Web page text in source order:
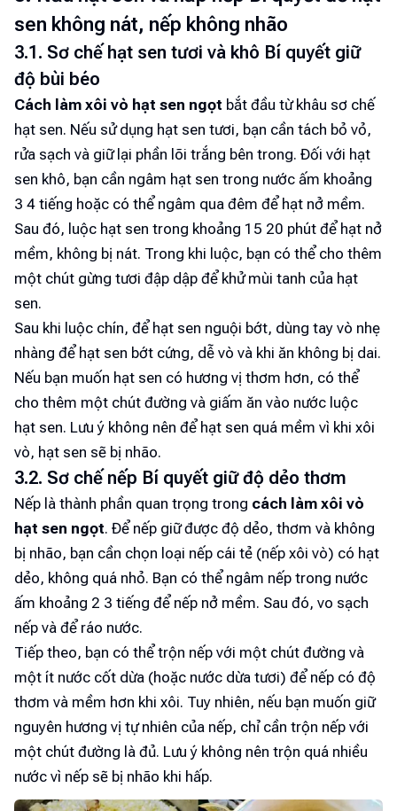
sen không nát, nếp không nhão
3.1. Sơ chế hạt sen tươi và khô Bí quyết giữ
độ bùi béo
Cách làm xôi vò hạt sen ngọt bắt đầu từ khâu sơ chế
hạt sen. Nếu sử dụng hạt sen tươi, bạn cần tách bỏ vỏ,
rửa sạch và giữ lại phần lõi trắng bên trong. Đối với hạt
sen khô, bạn cần ngâm hạt sen trong nước ấm khoảng
3 4 tiếng hoặc có thể ngâm qua đêm để hạt nở mềm.
Sau đó, luộc hạt sen trong khoảng 15 20 phút để hạt nở
mềm, không bị nát. Trong khi luộc, bạn có thể cho thêm
một chút gừng tươi đập dập để khử mùi tanh của hạt
sen.
Sau khi luộc chín, để hạt sen nguội bớt, dùng tay vò nhẹ
nhàng để hạt sen bớt cứng, dễ vò và khi ăn không bị dai.
Nếu bạn muốn hạt sen có hương vị thơm hơn, có thể
cho thêm một chút đường và giấm ăn vào nước luộc
hạt sen. Lưu ý không nên để hạt sen quá mềm vì khi xôi
vò, hạt sen sẽ bị nhão.
3.2. Sơ chế nếp Bí quyết giữ độ dẻo thơm
Nếp là thành phần quan trọng trong cách làm xôi vò
hạt sen ngọt. Để nếp giữ được độ dẻo, thơm và không
bị nhão, bạn cần chọn loại nếp cái tẻ (nếp xôi vò) có hạt
dẻo, không quá nhỏ. Bạn có thể ngâm nếp trong nước
ấm khoảng 2 3 tiếng để nếp nở mềm. Sau đó, vo sạch
nếp và để ráo nước.
Tiếp theo, bạn có thể trộn nếp với một chút đường và
một ít nước cốt dừa (hoặc nước dừa tươi) để nếp có độ
thơm và mềm hơn khi xôi. Tuy nhiên, nếu bạn muốn giữ
nguyên hương vị tự nhiên của nếp, chỉ cần trộn nếp với
một chút đường là đủ. Lưu ý không nên trộn quá nhiều
nước vì nếp sẽ bị nhão khi hấp.